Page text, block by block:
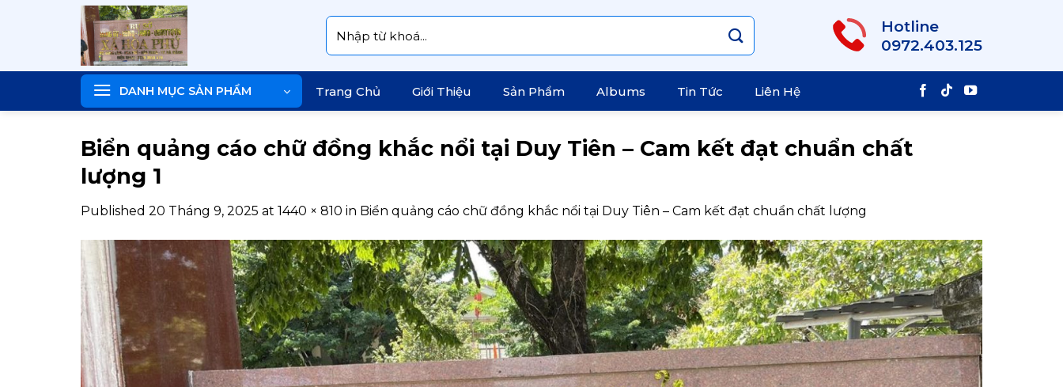
Tìm
kiếm:
Hotline
0972.403.125
DANH MỤC SẢN PHẨM Trang Chủ Giới Thiệu Sản Phẩm Albums Tin Tức Liên Hệ
Biển quảng cáo chữ đồng khắc nổi tại Duy Tiên – Cam kết đạt chuẩn chất
lượng 1
Published 20 Tháng 9, 2025 at 1440 × 810 in Biển quảng cáo chữ đồng khắc nổi tại Duy Tiên – Cam kết đạt chuẩn chất lượng